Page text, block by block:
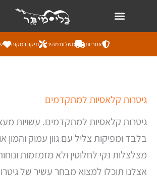
אחריות משלוח מהיר תיקון במקום
גיטרות קלאסיות למתקדמים
גיטרות קלאסיות למתקדמים. עשויות
בלבד ומפיקות צליל עם גוון עמוק והמון
מצלצלות נקי לחלוטין ולא מזמזמות
אצלנו תוכלו למצוא מבחר עשיר של